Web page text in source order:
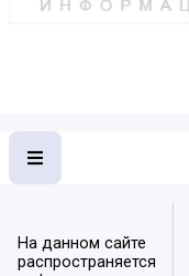
На данном сайте
распространяется